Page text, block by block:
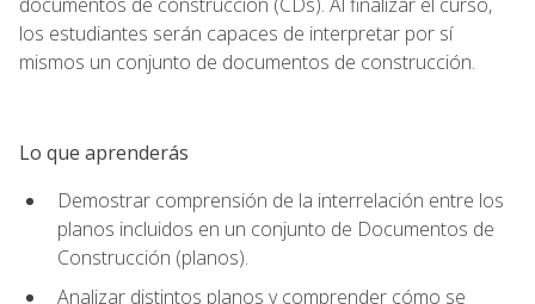
los estudiantes serán capaces de interpretar por sí
mismos un conjunto de documentos de construcción.
Lo que aprenderás
Demostrar comprensión de la interrelación entre los
planos incluidos en un conjunto de Documentos de
Construcción (planos).
Analizar distintos planos y comprender cómo se